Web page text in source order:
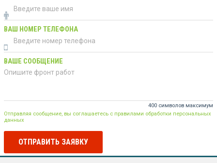
ВАШ НОМЕР ТЕЛЕФОНА
ВАШЕ СООБЩЕНИЕ
400 символов максимум
Отправляя сообщение, вы соглашаетесь с правилами обработки персональных
данных
ОТПРАВИТЬ ЗАЯВКУ